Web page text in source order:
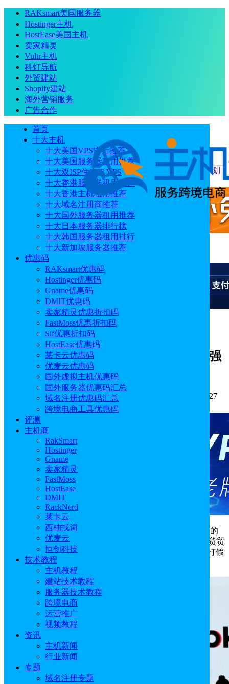
RAKsmart美国服务器
Hostinger主机
HostEase美国主机
卖家精灵
Vultr主机
科灯导航
外贸建站
Shopify建站
海外营销服务
广告合作
首页
十大主机
十大美国VPS排行推荐
十大美国服务器租用推荐
十大双ISP住宅IP VPS
十大香港服务器租用推荐
十大香港主机租用推荐
十大域名注册商推荐
十大国外服务器租用推荐
十大日本服务器排行榜
十大韩国服务器租用排行
十大新加坡服务器推荐
优惠码
RAKsmart优惠码
Hostinger优惠码
Gname优惠码
DMIT优惠码
卖家精灵优惠折扣码
FastMoss优惠折扣码
Sif优惠折扣码
HostEase优惠码
莱卡云优惠码
优麦云优惠码
国外虚拟主机优惠码
国外服务器优惠码汇总
域名注册优惠码汇总
跨境电商工具优惠码
评测
主机商
RakSmart
Hostinger
Gname
卖家精灵
FastMoss
HostEase
DMIT
RackNerd
莱卡云
西柚找词
优麦云
恒创科技
技术教程
主机教程
建站技术教程
服务器技术教程
跨境电商
运营推广
视频教程
资讯
主机新闻
行业新闻
专题
域名注册专题
当前位置：首页 跨境电商 TikTok推出“TikTok Real”防伪计划
加强知识产权保护
TikTok推出“TikTok Real”防伪计划 加强
知识产权保护
作者: Alisa 分类:跨境电商
发布时间: 2026.05.27 14:50:27
更新于: 2026.05.27 14:50:27
5月27日消息，TikTok近日宣布推出名为“TikTok Real”的
防伪及知识产权保护计划。在社交电商持续扩张、全球假货贸
易规模达到4670亿美元的背景下，TikTok进一步加大平台打假
力度。